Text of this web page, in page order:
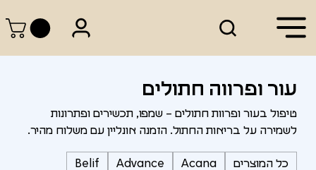
עור ופרווה חתולים
טיפול בעור ופרוות חתולים – שמפו, תכשירים ופתרונות
לשמירה על בריאות החתול. הזמנה אונליין עם משלוח מהיר.
כל המוצרים Acana
Advance
Belif